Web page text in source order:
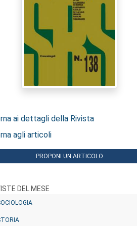
ai dettagli della Rivista
agli articoli
PROPONI UN ARTICOLO
DEL MESE